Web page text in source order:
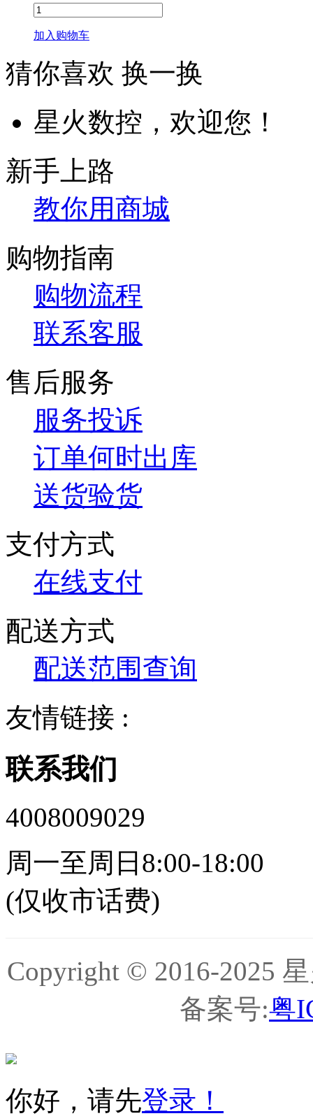
加入购物车
猜你喜欢 换一换
星火数控，欢迎您！
新手上路
教你用商城
购物指南
购物流程
联系客服
售后服务
服务投诉
订单何时出库
送货验货
支付方式
在线支付
配送方式
配送范围查询
友情链接 :
联系我们
4008009029
周一至周日8:00-18:00
(仅收市话费)
Copyright © 2016-2025
备案号:粤
你好，请先登录！